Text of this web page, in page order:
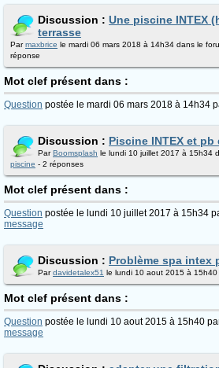
Discussion : Une piscine INTEX
terrasse
Parmaxbrice le mardi 06 mars 2018 à 14h34 dans le
réponse
Mot clef présent dans :
Question postée le mardi 06 mars 2018 à 14h34
Discussion : Piscine INTEX et
ParBoomsplash le lundi 10 juillet 2017 à 15h34
piscine - 2 réponses
Mot clef présent dans :
Question postée le lundi 10 juillet 2017 à 15h34
message
Discussion : Problème spa intex
Pardavidetalex51 le lundi 10 aout 2015 à 15h40
Mot clef présent dans :
Question postée le lundi 10 aout 2015 à 15h40
message